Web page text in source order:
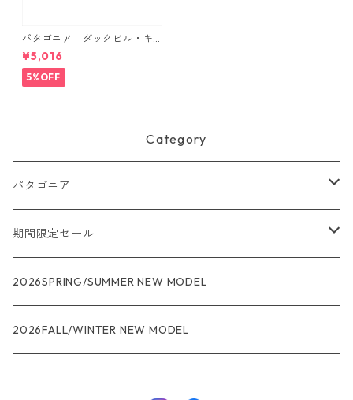
パタゴニア ダックビル・キ
ャップ （カラー Black） Pat
agonia Duckbill Cap 日本正
¥5,016
5%OFF
Category
パタゴニア
メンズ
R1
ウィメンズ
R1
ジャケット・アウター
期間限定セール
★★★
レインウェアー
2026SPRING/SUMMER NEW MODEL
2026FALL/WINTER NEW MODEL